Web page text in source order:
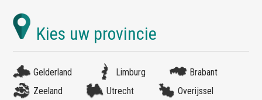
Gelderland Limburg
Brabant
Zeeland
Utrecht
Overijssel